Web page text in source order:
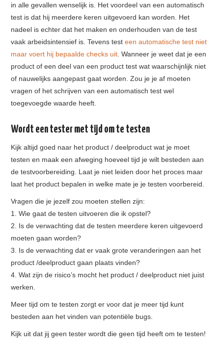
in alle gevallen wenselijk is. Het voordeel van een automatisch
test is dat hij meerdere keren uitgevoerd kan worden. Het
nadeel is echter dat het maken en onderhouden van de test
vaak arbeidsintensief is. Tevens testeen automatische test niet
maar voert hij bepaalde checks uit . Wanneer je weet dat je een
product of een deel van een product test wat waarschijnlijk niet
of nauwelijks aangepast gaat worden. Zou je je af moeten
vragen of het schrijven van een automatisch test wel
toegevoegde waarde heeft.
Wordt een tester met tijd om te testen
Kijk altijd goed naar het product / deelproduct wat je moet
testen en maak een afweging hoeveel tijd je wilt besteden aan
de testvoorbereiding. Laat je niet leiden door het proces maar
laat het product bepalen in welke mate je je testen voorbereid.
Vragen die je jezelf zou moeten stellen zijn:
1. Wie gaat de testen uitvoeren die ik opstel?
2. Is de verwachting dat de testen meerdere keren uitgevoerd
moeten gaan worden?
3. Is de verwachting dat er vaak grote veranderingen aan het
product /deelproduct gaan plaats vinden?
4. Wat zijn de risico’s mocht het product / deelproduct niet juist
werken.
Meer tijd om te testen zorgt er voor dat je meer tijd kunt
besteden aan het vinden van potentiële bugs.
Kijk uit dat jij geen tester wordt die geen tijd heeft om te testen!